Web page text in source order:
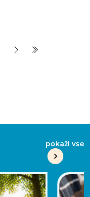
pokaži vse